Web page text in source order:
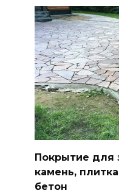
Покрытие для
камень,
бетон